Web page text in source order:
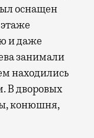
оснащен
и даже
занимали
находились
В дворовых
конюшня,